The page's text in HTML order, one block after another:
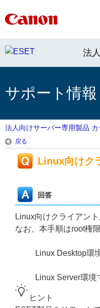
法
サポート情
法人向けサーバー専用製品
戻る
Linux向けク
回答
Linux向けクライアン
なお、本手順はroot権
Linux Desktop環
Linux Server環境
ヒント